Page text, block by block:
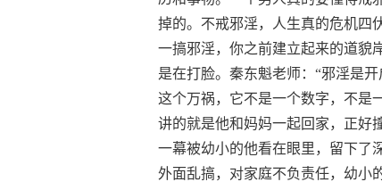
掉的。不戒邪淫，人生真的危机四
一搞邪淫，你之前建立起来的道貌
是在打脸。秦东魁老师：“邪淫是
这个万祸，它不是一个数字，不是
讲的就是他和妈妈一起回家，正好
一幕被幼小的他看在眼里，留下了
外面乱搞，对家庭不负责任，幼小